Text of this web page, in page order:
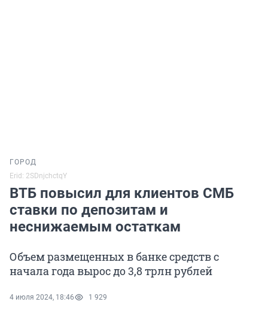
ГОРОД
Erid: 2SDnjchctqY
ВТБ повысил для клиентов СМБ
ставки по депозитам и
неснижаемым остаткам
Объем размещенных в банке средств с
начала года вырос до 3,8 трлн рублей
4 июля 2024, 18:46 1 929